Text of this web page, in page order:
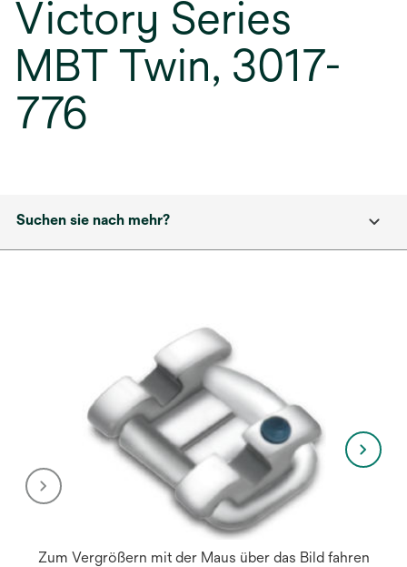
Victory Series
MBT Twin, 3017-
776
Suchen sie nach mehr?
Zum Vergrößern mit der Maus über das Bild fahren